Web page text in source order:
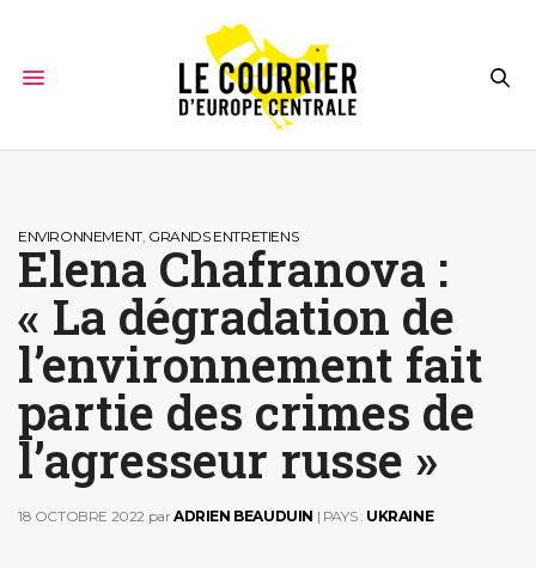
ENVIRONNEMENT, GRANDS ENTRETIENS
Elena Chafranova :
« La dégradation de
l’environnement fait
partie des crimes de
l’agresseur russe »
18 OCTOBRE 2022 parADRIEN BEAUDUIN | PAYS : UKRAINE